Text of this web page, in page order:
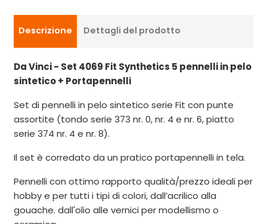
Descrizione Dettagli del prodotto
Da Vinci - Set 4069 Fit Synthetics 5 pennelli in pelo
sintetico + Portapennelli
Set di pennelli in pelo sintetico serie Fit con punte
assortite (tondo serie 373 nr. 0, nr. 4 e nr. 6, piatto
serie 374 nr. 4 e nr. 8).
Il set è corredato da un pratico portapennelli in tela.
Pennelli con ottimo rapporto qualità/prezzo ideali per
hobby e per tutti i tipi di colori, dall’acrilico alla
gouache. dall'olio alle vernici per modellismo o